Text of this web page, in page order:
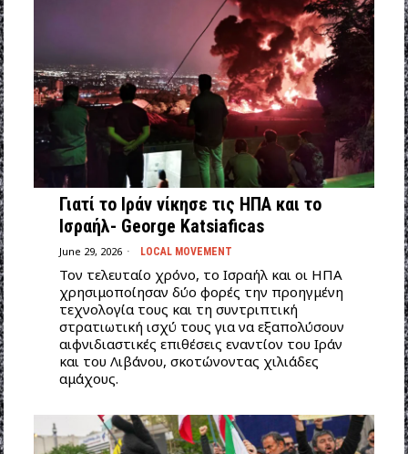
Γιατί το Ιράν νίκησε τις ΗΠΑ και το
Ισραήλ- George Katsiaficas
June 29, 2026 LOCAL MOVEMENT
Τον τελευταίο χρόνο, το Ισραήλ και οι ΗΠΑ
χρησιμοποίησαν δύο φορές την προηγμένη
τεχνολογία τους και τη συντριπτική
στρατιωτική ισχύ τους για να εξαπολύσουν
αιφνιδιαστικές επιθέσεις εναντίον του Ιράν
και του Λιβάνου, σκοτώνοντας χιλιάδες
αμάχους.